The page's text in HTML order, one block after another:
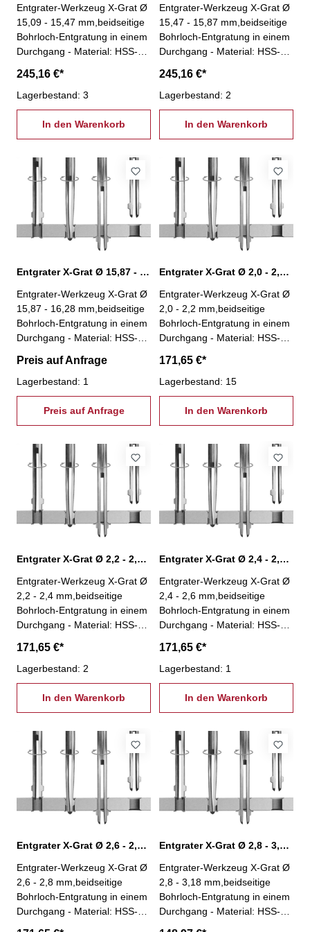
Entgrater-Werkzeug X-Grat Ø
15,09 - 15,47 mm,beidseitige
Bohrloch-Entgratung in einem
Durchgang - Material: HSS-
Entgratung an unzugänglichen
Stellen (z.B. Hohlkörper)-
Einsparung einer zweiten
Aufspannung- einfache und
stabile Bauweise- besonders
geeignet für jede Maschine
und nahezu jedes Wekstück-
Winkel Vorwärtssenkung: 45°-
Winkel Rückwärtssenkung:
33°
245,16 €*
Lagerbestand: 3
In den Warenkorb
Entgrater-Werkzeug X-Grat Ø
15,47 - 15,87 mm,beidseitige
Bohrloch-Entgratung in einem
Durchgang - Material: HSS-
Entgratung an unzugänglichen
Stellen (z.B. Hohlkörper)-
Einsparung einer zweiten
Aufspannung- einfache und
stabile Bauweise- besonders
geeignet für jede Maschine
und nahezu jedes Wekstück-
Winkel Vorwärtssenkung: 45°-
Winkel Rückwärtssenkung:
33°
245,16 €*
Lagerbestand: 2
In den Warenkorb
Entgrater X-Grat Ø 15,87 - 16,28 mm, XG-15,87
Entgrater-Werkzeug X-Grat Ø
15,87 - 16,28 mm,beidseitige
Bohrloch-Entgratung in einem
Durchgang - Material: HSS-
Entgratung an unzugänglichen
Stellen (z.B. Hohlkörper)-
Einsparung einer zweiten
Aufspannung- einfache und
stabile Bauweise- besonders
geeignet für jede Maschine
und nahezu jedes Wekstück-
Winkel Vorwärtssenkung: 45°-
Winkel Rückwärtssenkung:
33°
Preis auf Anfrage
Lagerbestand: 1
Preis auf Anfrage
Entgrater X-Grat Ø 2,0 - 2,2 mm, XG-2,0
Entgrater-Werkzeug X-Grat Ø
2,0 - 2,2 mm,beidseitige
Bohrloch-Entgratung in einem
Durchgang - Material: HSS-
Entgratung an unzugänglichen
Stellen (z.B. Hohlkörper)-
Einsparung einer zweiten
Aufspannung- einfache und
stabile Bauweise- besonders
geeignet für jede Maschine
und nahezu jedes Wekstück-
Winkel Vorwärtssenkung: 45°-
Winkel Rückwärtssenkung:
33°
171,65 €*
Lagerbestand: 15
In den Warenkorb
Entgrater X-Grat Ø 2,2 - 2,4 mm, XG-2,2
Entgrater-Werkzeug X-Grat Ø
2,2 - 2,4 mm,beidseitige
Bohrloch-Entgratung in einem
Durchgang - Material: HSS-
Entgratung an unzugänglichen
Stellen (z.B. Hohlkörper)-
Einsparung einer zweiten
Aufspannung- einfache und
stabile Bauweise- besonders
geeignet für jede Maschine
und nahezu jedes Wekstück-
Winkel Vorwärtssenkung: 45°-
Winkel Rückwärtssenkung:
33°
171,65 €*
Lagerbestand: 2
In den Warenkorb
Entgrater X-Grat Ø 2,4 - 2,6 mm, XG-2,4
Entgrater-Werkzeug X-Grat Ø
2,4 - 2,6 mm,beidseitige
Bohrloch-Entgratung in einem
Durchgang - Material: HSS-
Entgratung an unzugänglichen
Stellen (z.B. Hohlkörper)-
Einsparung einer zweiten
Aufspannung- einfache und
stabile Bauweise- besonders
geeignet für jede Maschine
und nahezu jedes Wekstück-
Winkel Vorwärtssenkung: 45°-
Winkel Rückwärtssenkung:
33°
171,65 €*
Lagerbestand: 1
In den Warenkorb
Entgrater X-Grat Ø 2,6 - 2,8 mm, XG-2,6
Entgrater-Werkzeug X-Grat Ø
2,6 - 2,8 mm,beidseitige
Bohrloch-Entgratung in einem
Durchgang - Material: HSS-
Entgrater X-Grat Ø 2,8 - 3,18 mm, XG-2,8
Entgrater-Werkzeug X-Grat Ø
2,8 - 3,18 mm,beidseitige
Bohrloch-Entgratung in einem
Durchgang - Material: HSS-